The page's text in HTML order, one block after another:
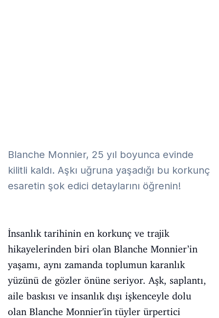
Blanche Monnier, 25 yıl boyunca evinde
kilitli kaldı. Aşkı uğruna yaşadığı bu korkunç
esaretin şok edici detaylarını öğrenin!
İnsanlık tarihinin en korkunç ve trajik
hikayelerinden biri olan Blanche Monnier’in
yaşamı, aynı zamanda toplumun karanlık
yüzünü de gözler önüne seriyor. Aşk, saplantı,
aile baskısı ve insanlık dışı işkenceyle dolu
olan Blanche Monnier'in tüyler ürpertici